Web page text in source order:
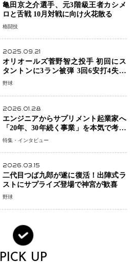
亀田京之介選手、元3階級王者カシメ
格闘技
2025.09.21
オリオールズ菅野智之投手 初回にス
タントンに3ラン被弾 3回6安打4失点
で降板
野球
2026.01.28
エンジニアからサプリメント起業家へ
「20年、30年続く事業」を本気で考え
た竹田嶺さんの決断
特集・インタビュー
2026.03.15
二代目つば九郎が遂に復活！出陣式ラ
ストにサプライズ登場で神宮が歓喜
野球
PICK UP